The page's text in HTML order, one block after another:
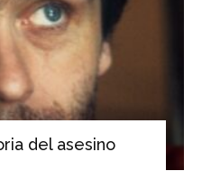
del asesino